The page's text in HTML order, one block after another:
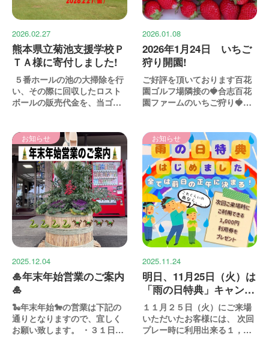
2026.02.27
熊本県立菊池支援学校Ｐ
ＴＡ様に寄付しました!
５番ホールの池の大掃除を行
い、その際に回収したロスト
ボールの販売代金を、当ゴル
2026.01.08
2026年1月24日 いちご
狩り開園!
ご好評を頂いております百花
園ゴルフ場隣接の🍓合志百花
園ファームのいちご狩り🍓
お知らせ
2025.12.04
🎍年末年始営業のご案内
🎍
🐍年末年始🐎の営業は下記の
通りとなりますので、宜しく
お願い致します。 ・３１日
お知らせ
2025.11.24
明日、11月25日（火）は
「雨の日特典」キャンペ
ーン適用日です。
１１月２５日（火）にご来場
いただいたお客様には、 次回
プレー時に利用出来る１，０